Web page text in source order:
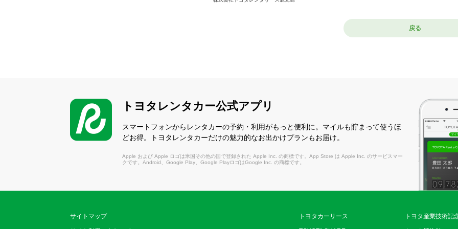
戻る
トヨタレンタカー公式アプリ
スマートフォンからレンタカーの予約・利用がもっと便利に。マイルも貯まって使うほ
どお得。トヨタレンタカーだけの魅力的なお出かけプランもお届け。
Apple および Apple ロゴは米国その他の国で登録された Apple Inc. の商標です。App Store は Apple Inc. のサービスマー
クです。Android、Google Play、Google PlayロゴはGoogle Inc. の商標です。
サイトマップ トヨタカーリース トヨタ産業技術記